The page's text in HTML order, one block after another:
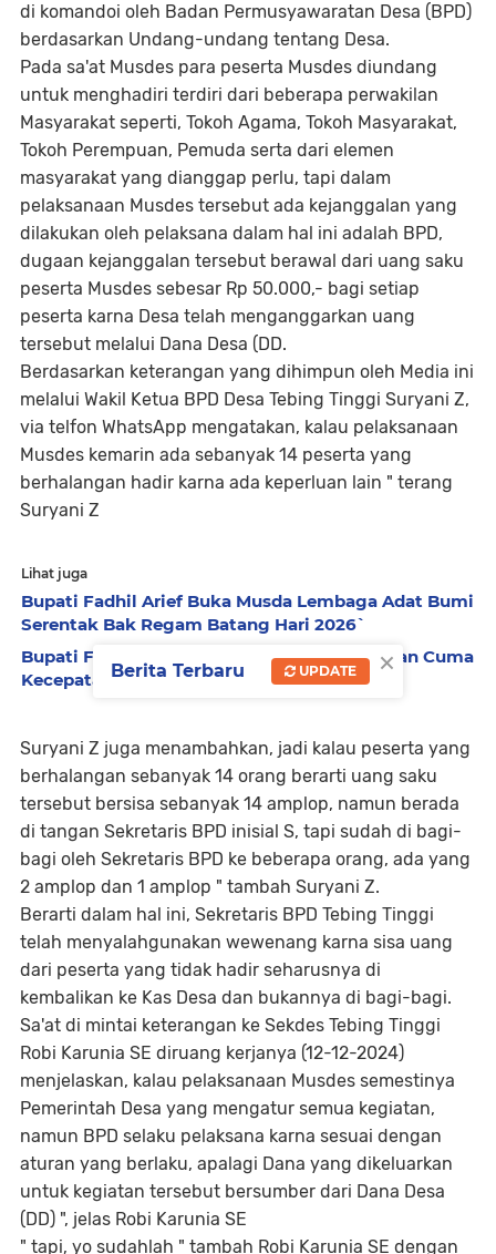
di komandoi oleh Badan Permusyawaratan Desa (BPD)
berdasarkan Undang-undang tentang Desa.
Pada sa'at Musdes para peserta Musdes diundang
untuk menghadiri terdiri dari beberapa perwakilan
Masyarakat seperti, Tokoh Agama, Tokoh Masyarakat,
Tokoh Perempuan, Pemuda serta dari elemen
masyarakat yang dianggap perlu, tapi dalam
pelaksanaan Musdes tersebut ada kejanggalan yang
dilakukan oleh pelaksana dalam hal ini adalah BPD,
dugaan kejanggalan tersebut berawal dari uang saku
peserta Musdes sebesar Rp 50.000,- bagi setiap
peserta karna Desa telah menganggarkan uang
tersebut melalui Dana Desa (DD.
Berdasarkan keterangan yang dihimpun oleh Media ini
melalui Wakil Ketua BPD Desa Tebing Tinggi Suryani Z,
via telfon WhatsApp mengatakan, kalau pelaksanaan
Musdes kemarin ada sebanyak 14 peserta yang
berhalangan hadir karna ada keperluan lain " terang
Suryani Z
Lihat juga
Bupati Fadhil Arief Buka Musda Lembaga Adat Bumi
Serentak Bak Regam Batang Hari 2026`
Bupati Fadhil Tutup BH Cup Race 2026: Bukan Cuma
Kecepatan, Tapi Juga Ekonomi UMKM!
Suryani Z juga menambahkan, jadi kalau peserta yang
berhalangan sebanyak 14 orang berarti uang saku
tersebut bersisa sebanyak 14 amplop, namun berada
di tangan Sekretaris BPD inisial S, tapi sudah di bagi-
bagi oleh Sekretaris BPD ke beberapa orang, ada yang
2 amplop dan 1 amplop " tambah Suryani Z.
Berarti dalam hal ini, Sekretaris BPD Tebing Tinggi
telah menyalahgunakan wewenang karna sisa uang
dari peserta yang tidak hadir seharusnya di
kembalikan ke Kas Desa dan bukannya di bagi-bagi.
Sa'at di mintai keterangan ke Sekdes Tebing Tinggi
Robi Karunia SE diruang kerjanya (12-12-2024)
menjelaskan, kalau pelaksanaan Musdes semestinya
Pemerintah Desa yang mengatur semua kegiatan,
namun BPD selaku pelaksana karna sesuai dengan
aturan yang berlaku, apalagi Dana yang dikeluarkan
untuk kegiatan tersebut bersumber dari Dana Desa
(DD) ", jelas Robi Karunia SE
" tapi, yo sudahlah " tambah Robi Karunia SE dengan
×
Berita Terbaru UPDATE